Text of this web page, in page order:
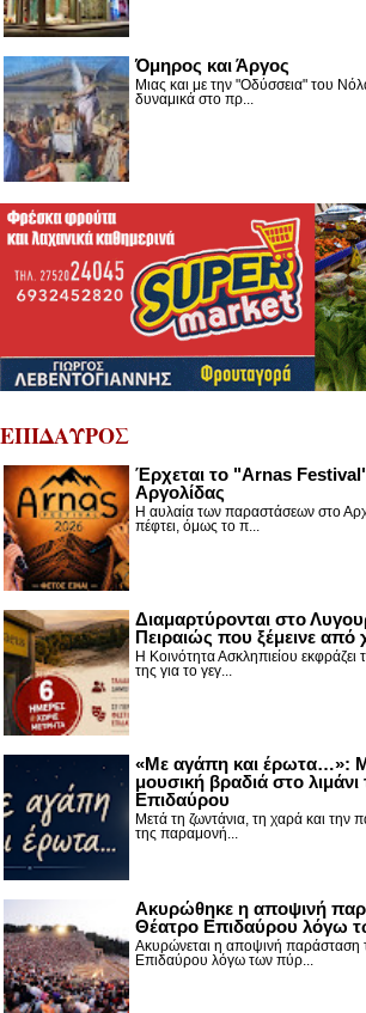
Όμηρος και Άργος
Μιας και με την "Οδύσσεια" του
δυναμικά στο πρ...
ΕΠΙΔΑΥΡΟΣ
Έρχεται το "Arnas
Αργολίδας
Η αυλαία των παραστάσεων στο
πέφτει, όμως το π...
Διαμαρτύρονται στο
Πειραιώς που ξέμεινε από
Η Κοινότητα Ασκληπιείου εκφράζει
της για το γεγ...
«Με αγάπη και έρωτα…»:
μουσική βραδιά στο λιμάνι
Επιδαύρου
Μετά τη ζωντάνια, τη χαρά και την
της παραμονή...
Ακυρώθηκε η αποψινή
Θέατρο Επιδαύρου λόγω
Ακυρώνεται η αποψινή παράσταση
Επιδαύρου λόγω των πύρ...